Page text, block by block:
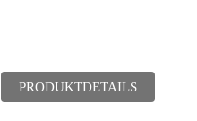
PRODUKTDETAILS